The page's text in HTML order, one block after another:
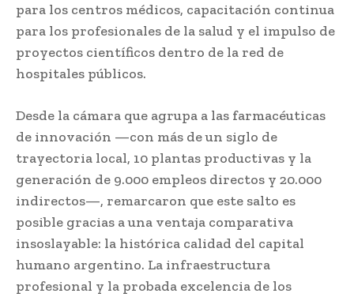
para los centros médicos, capacitación continua
para los profesionales de la salud y el impulso de
proyectos científicos dentro de la red de
hospitales públicos.
Desde la cámara que agrupa a las farmacéuticas
de innovación —con más de un siglo de
trayectoria local, 10 plantas productivas y la
generación de 9.000 empleos directos y 20.000
indirectos—, remarcaron que este salto es
posible gracias a una ventaja comparativa
insoslayable: la histórica calidad del capital
humano argentino. La infraestructura
profesional y la probada excelencia de los